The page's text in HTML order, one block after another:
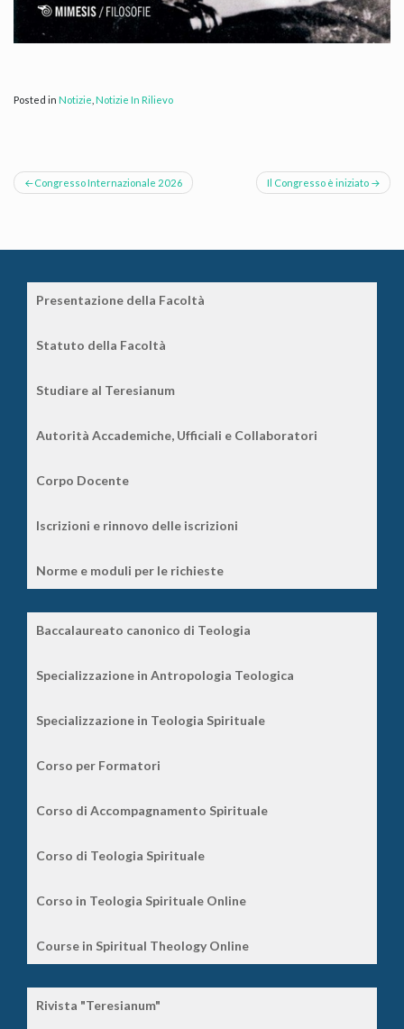
Posted in Notizie Notizie In Rilievo
Navigazione
Congresso Internazionale 2026 Il Congresso è iniziato
Presentazione della Facoltà
Statuto della Facoltà
Studiare al Teresianum
Autorità Accademiche, Ufficiali e Collaboratori
Corpo Docente
Iscrizioni e rinnovo delle iscrizioni
Norme e moduli per le richieste
Baccalaureato canonico di Teologia
Specializzazione in Antropologia Teologica
Specializzazione in Teologia Spirituale
Corso per Formatori
Corso di Accompagnamento Spirituale
Corso di Teologia Spirituale
Corso in Teologia Spirituale Online
Course in Spiritual Theology Online
Rivista "Teresianum"